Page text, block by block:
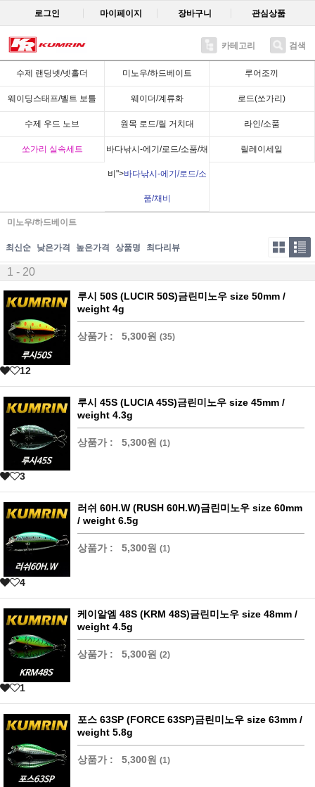
로그인 마이페이지 장바구니 관심상품
카테고리 검색
수제 랜딩넷/넷홀더 미노우/하드베이트 루어조끼
웨이딩스태프/벨트 보틀 웨이더/계류화 로드(쏘가리)
수제 우드 노브 원목 로드/릴 거치대 라인/소품
쏘가리 실속세트 바다낚시-에기/로드/소품/채
비">바다낚시-에기/로드/소
품/채비
릴레이세일
미노우/하드베이트
최신순 낮은가격 높은가격 상품명 최다리뷰
1 - 20
루시 50S (LUCIR 50S)금린미노우 size 50mm /
weight 4g
상품가 : 5,300원 (35)
12
루시 45S (LUCIA 45S)금린미노우 size 45mm /
weight 4.3g
상품가 : 5,300원 (1)
3
러쉬 60H.W (RUSH 60H.W)금린미노우 size 60mm
/ weight 6.5g
상품가 : 5,300원 (1)
4
케이알엠 48S (KRM 48S)금린미노우 size 48mm /
weight 4.5g
상품가 : 5,300원 (2)
1
포스 63SP (FORCE 63SP)금린미노우 size 63mm /
weight 5.8g
상품가 : 5,300원 (1)